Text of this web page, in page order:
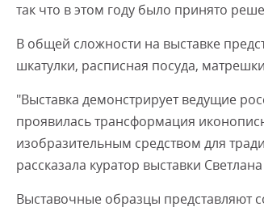
так что в этом году было принято
В общей сложности на выставке
шкатулки, расписная посуда,
"Выставка демонстрирует ведущие
проявилась трансформация
изобразительным средством для
рассказала куратор выставки
Выставочные образцы представляют